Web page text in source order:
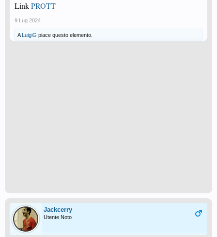
LinkPROTT
9 Lug 2024
A LuigiG piace questo elemento.
Jackcerry
Utente Noto